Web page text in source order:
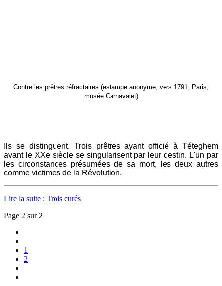
Contre les prêtres réfractaires (estampe anonyme, vers 1791, Paris,
musée Carnavalet)
Ils se distinguent. Trois prêtres ayant officié à Téteghem
avant le XXe siècle se singularisent par leur destin. L'un par
les circonstances présumées de sa mort, les deux autres
comme victimes de la Révolution.
Lire la suite : Trois curés
Page 2 sur 2
1
2